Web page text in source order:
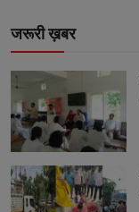
जरूरी ख़बर